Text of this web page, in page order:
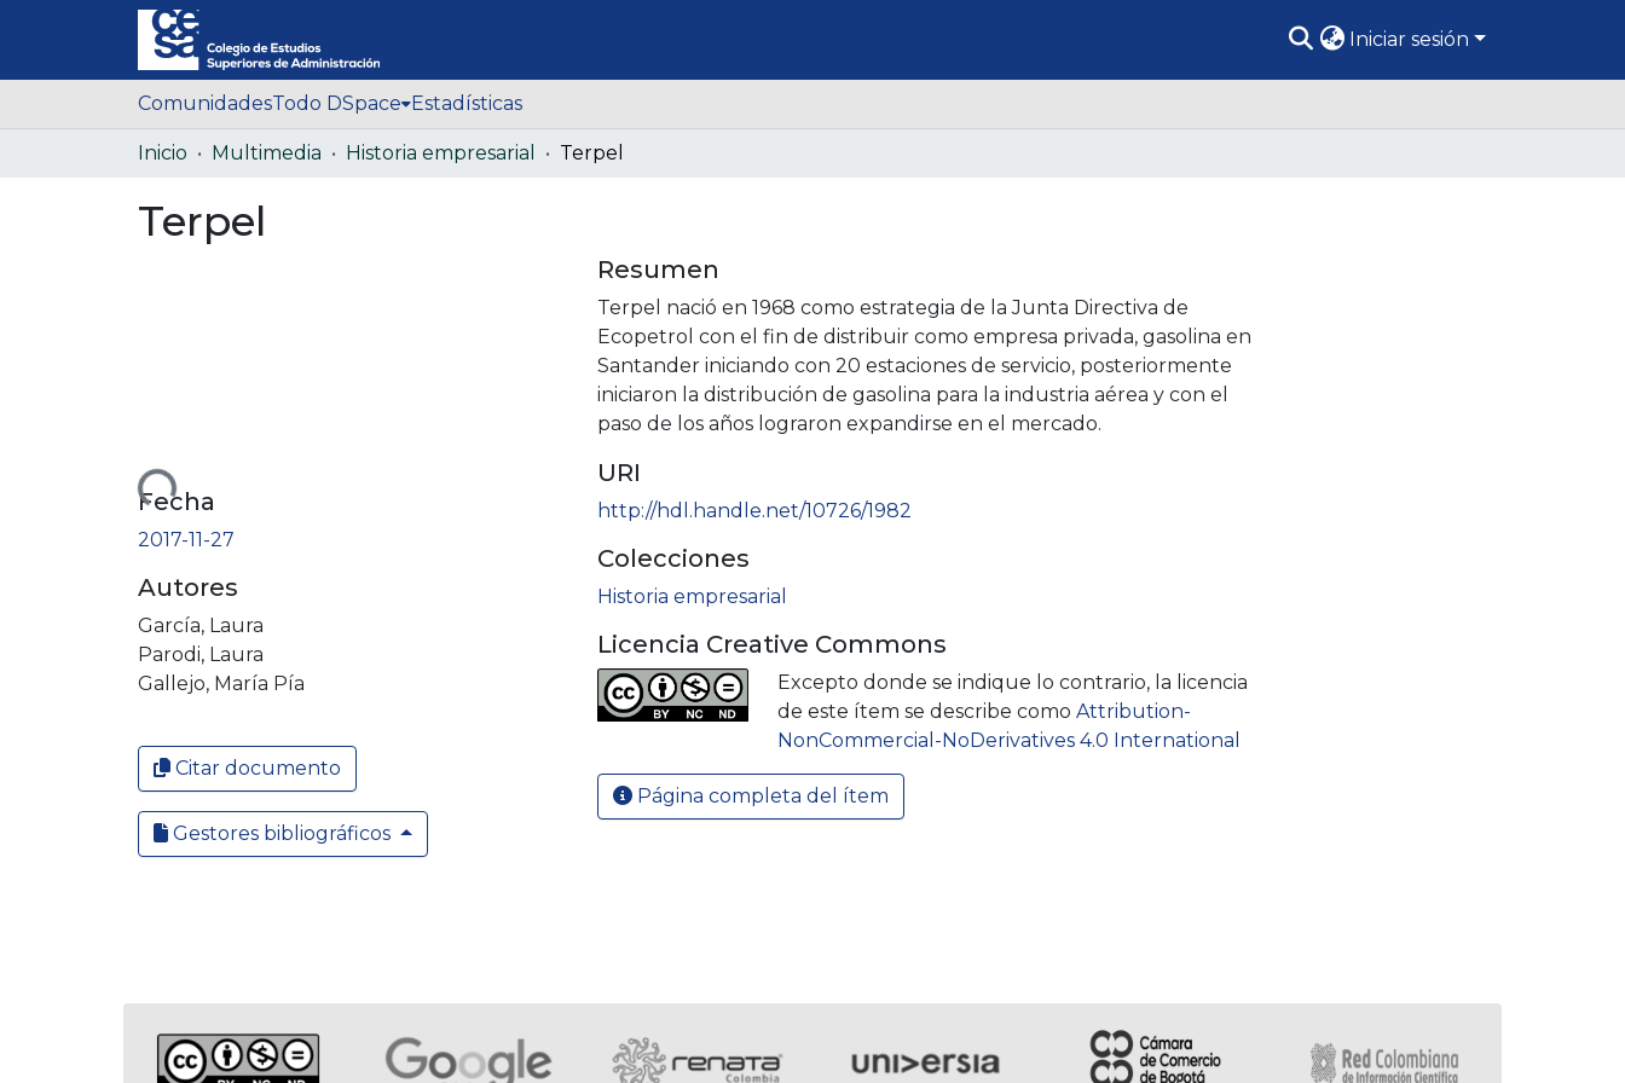
Iniciar sesión
ComunidadesTodo DSpace Estadísticas
Inicio Multimedia Historia empresarial Terpel
Terpel
Cargando...Fecha
2017-11-27
Autores
García, Laura
Parodi, Laura
Gallejo, María Pía
Citar documento
Gestores bibliográficos
Resumen
Terpel nació en 1968 como estrategia de la Junta Directiva de
Ecopetrol con el fin de distribuir como empresa privada, gasolina en
Santander iniciando con 20 estaciones de servicio, posteriormente
iniciaron la distribución de gasolina para la industria aérea y con el
paso de los años lograron expandirse en el mercado.
URI
http://hdl.handle.net/10726/1982
Colecciones
Historia empresarial
Licencia Creative Commons
Excepto donde se indique lo contrario, la licencia
de este ítem se describe como Attribution-
NonCommercial-NoDerivatives 4.0 International
Página completa del ítem